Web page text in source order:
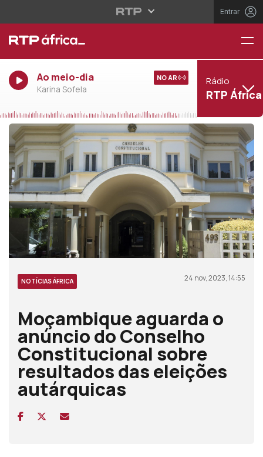
Entrar
Ao meio-dia
Karina Sofela
NO AR Rádio
RTP África
NOTÍCIAS ÁFRICA 24 nov, 2023, 14:55
Moçambique aguarda o
anúncio do Conselho
Constitucional sobre
resultados das eleições
autárquicas